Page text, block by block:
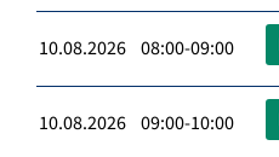
10.08.2026 08:00-09:00
10.08.2026 09:00-10:00